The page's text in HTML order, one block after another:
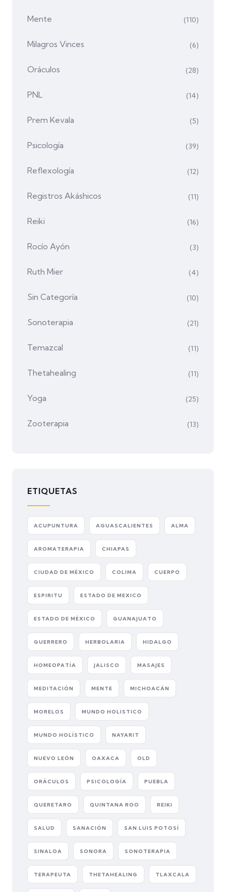
Mente (110)
Milagros Vinces (6)
Oráculos (28)
PNL (14)
Prem Kevala (5)
Psicología (39)
Reflexología (12)
Registros Akáshicos (11)
Reiki (16)
Rocío Ayón (3)
Ruth Mier (4)
Sin Categoría (10)
Sonoterapia (21)
Temazcal (11)
Thetahealing (11)
Yoga (25)
Zooterapia (13)
ETIQUETAS
ACUPUNTURA AGUASCALIENTES ALMA
AROMATERAPIA CHIAPAS
CIUDAD DE MÉXICO COLIMA CUERPO
ESPIRITU ESTADO DE MEXICO
ESTADO DE MÉXICO GUANAJUATO
GUERRERO HERBOLARIA HIDALGO
HOMEOPATÍA JALISCO MASAJES
MEDITACIÓN MENTE MICHOACÁN
MORELOS MUNDO HOLISTICO
MUNDO HOLÍSTICO NAYARIT
NUEVO LEÓN OAXACA OLD
ORÁCULOS PSICOLOGÍA PUEBLA
QUERETARO QUINTANA ROO REIKI
SALUD SANACIÓN SAN LUIS POTOSÍ
SINALOA SONORA SONOTERAPIA
TERAPEUTA THETAHEALING TLAXCALA